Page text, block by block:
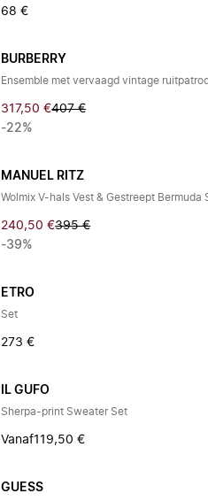
68 €
BURBERRY
Ensemble met vervaagd vintage
317,50 €407 €
-22%
MANUEL RITZ
Wolmix V-hals Vest & Gestreept Bermuda
240,50 €395 €
-39%
ETRO
Set
273 €
IL GUFO
Sherpa-print Sweater Set
Vanaf119,50 €
GUESS